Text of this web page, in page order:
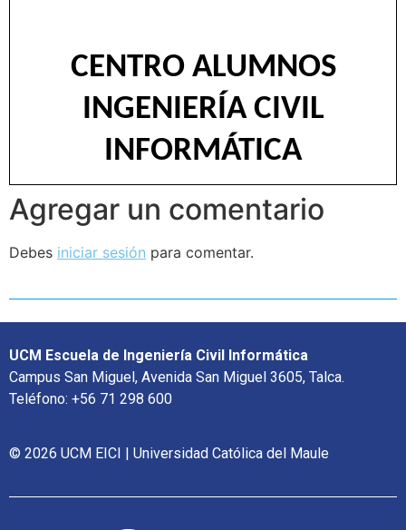
CENTRO ALUMNOS
INGENIERÍA CIVIL
INFORMÁTICA
Agregar un comentario
Debes iniciar sesión para comentar.
UCM Escuela de Ingeniería Civil Informática
Campus San Miguel, Avenida San Miguel 3605, Talca.
Teléfono: +56 71 298 600
© 2026 UCM EICI | Universidad Católica del Maule